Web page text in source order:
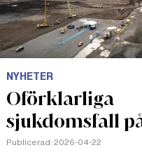
NYHETER
Oförklarliga
sjukdomsfall
SSAB
Publicerad: 2026-04-22